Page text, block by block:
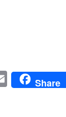
E
Share